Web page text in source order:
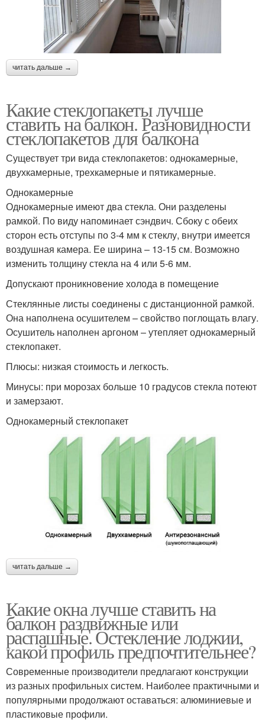
читать дальше →
Какие стеклопакеты лучше
ставить на балкон. Разновидности
стеклопакетов для балкона
Существует три вида стеклопакетов: однокамерные,
двухкамерные, трехкамерные и пятикамерные.
Однокамерные
Однокамерные имеют два стекла. Они разделены
рамкой. По виду напоминает сэндвич. Сбоку с обеих
сторон есть отступы по 3-4 мм к стеклу, внутри имеется
воздушная камера. Ее ширина – 13-15 см. Возможно
изменить толщину стекла на 4 или 5-6 мм.
Допускают проникновение холода в помещение
Стеклянные листы соединены с дистанционной рамкой.
Она наполнена осушителем – свойство поглощать влагу.
Осушитель наполнен аргоном – утепляет однокамерный
стеклопакет.
Плюсы: низкая стоимость и легкость.
Минусы: при морозах больше 10 градусов стекла потеют
и замерзают.
Однокамерный стеклопакет
читать дальше →
Какие окна лучше ставить на
балкон раздвижные или
распашные. Остекление лоджии,
какой профиль предпочтительнее?
Современные производители предлагают конструкции
из разных профильных систем. Наиболее практичными и
популярными продолжают оставаться: алюминиевые и
пластиковые профили.